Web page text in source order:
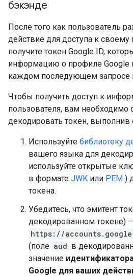
бэкэнде
После того как пользователь
действие для доступа к
получите токен Google ID,
информацию о профиле Google
каждом последующем запросе
Чтобы получить доступ к
пользователя, вам необходимо
декодировать токен,
Используйте библиотеку
вашего языка для
используйте открытые
в формате JWK или PEM )
токена.
Убедитесь, что эмитент
декодированном токене) —
https://
(поле aud в
значение
Google для ваших